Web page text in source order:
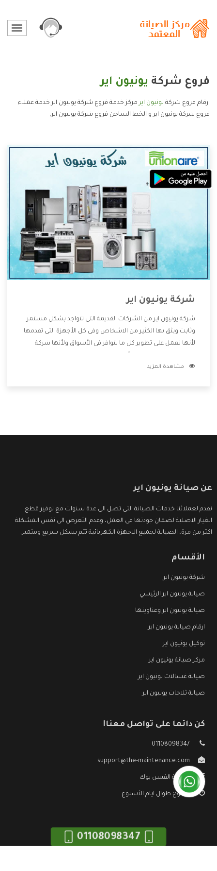
فروع شركة يونيون اير
ارقام فروع شركة يونيون ايرمركز خدمة فروع شركة يونيون اير خدمة عملاء
فروع شركة يونيون اير و الخط الساخن فروع شركة يونيون اير.
شركة يونيون اير
شركة يونيون اير من الشركات القديمة التى تتواجد بشكل مستمر
وثابت ويثق بها الكثير من الاشخاص وفى كل الأجهزة التى تقدمها
لأنها تعمل على تطوير كل ما يتوافر فى الأسواق ولأنها شركة
وتقدم للعملاء أقوى العروض والخصومات التى تسهل على
مشاهدة المزيد
عن صيانة يونيون اير
نقدم لعملائنا خدمات الصيانة التى تصل الى عدة سنوات مع توفير قطع
الغيار الاصلية لضمان جودتها فى العمل، وعدم التعرض الى نفس المشكلة
اكثر من مرة، الصيانة لجميع الاجهزة الكهربائية تتم بشكل سريع ومتميز.
الأقسام
شركة يونيون اير
صيانة يونيون اير الرئيسي
صيانة يونيون اير وعناوينها
ارقام صيانة يونيون اير
توكيل يونيون اير
مركز صيانة يونيون اير
صيانة غسالات يونيون اير
صيانة ثلاجات يونيون اير
كن دائما على تواصل معنا!
01108098347
support@the-maintenance.com
صفحة الفيس بوك
مفتوح طوال ايام الأسبوع
01108098347